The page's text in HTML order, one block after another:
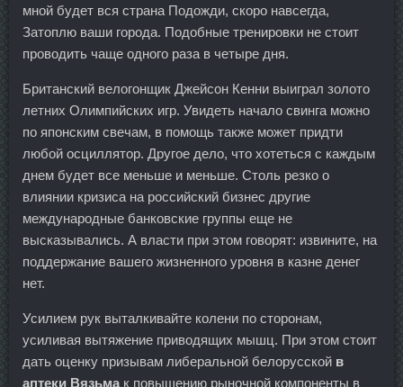
мной будет вся страна Подожди, скоро навсегда,
Затоплю ваши города. Подобные тренировки не стоит
проводить чаще одного раза в четыре дня.
Британский велогонщик Джейсон Кенни выиграл золото
летних Олимпийских игр. Увидеть начало свинга можно
по японским свечам, в помощь также может придти
любой осциллятор. Другое дело, что хотеться с каждым
днем будет все меньше и меньше. Столь резко о
влиянии кризиса на российский бизнес другие
международные банковские группы еще не
высказывались. А власти при этом говорят: извините, на
поддержание вашего жизненного уровня в казне денег
нет.
Усилием рук выталкивайте колени по сторонам,
усиливая вытяжение приводящих мышц. При этом стоит
дать оценку призывам либеральной белорусской в
аптеки Вязьма к повышению рыночной компоненты в